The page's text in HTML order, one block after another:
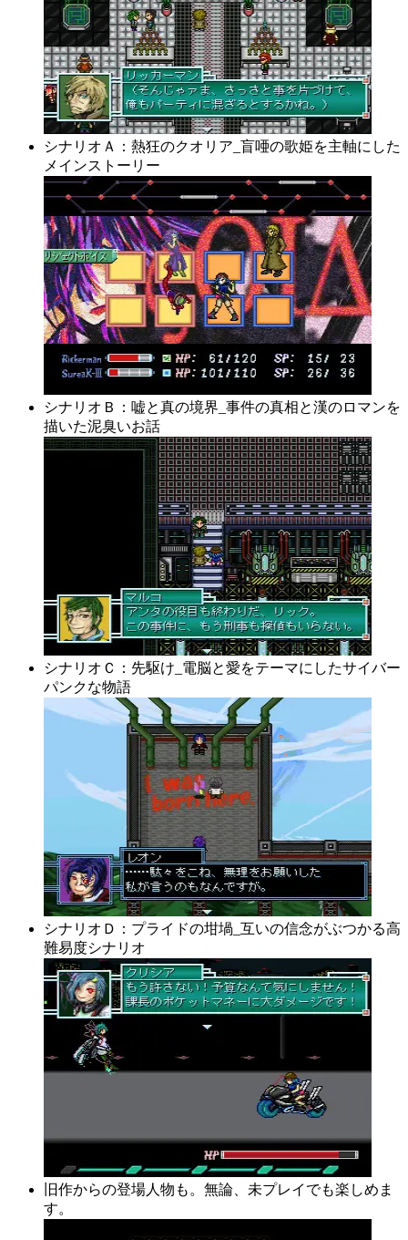
シナリオＡ：熱狂のクオリア_盲唖の歌姫を主軸にした
メインストーリー
シナリオＢ：嘘と真の境界_事件の真相と漢のロマンを
描いた泥臭いお話
シナリオＣ：先駆け_電脳と愛をテーマにしたサイバー
パンクな物語
シナリオＤ：プライドの坩堝_互いの信念がぶつかる高
難易度シナリオ
旧作からの登場人物も。無論、未プレイでも楽しめま
す。